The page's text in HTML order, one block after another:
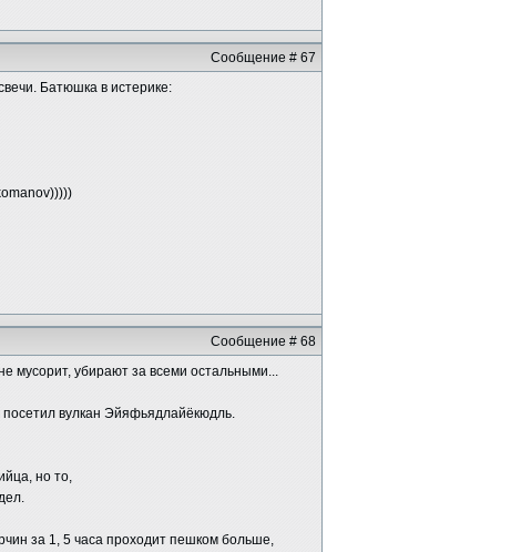
Сообщение # 67
Батюшка в истерике:
Сообщение # 68
мусорит, убирают за всеми остальными...
вулкан Эйяфьядлайёкюдль.
но то,
за 1, 5 часа проходит пешком больше,